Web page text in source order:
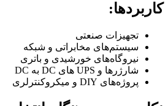
کاربردها:
تجهیزات صنعتی
سیستم‌های مخابراتی و شبکه
نیروگاه‌های خورشیدی و باتری
شارژرها و UPS های DC به DC
پروژه‌های DIY و میکروکنترلری